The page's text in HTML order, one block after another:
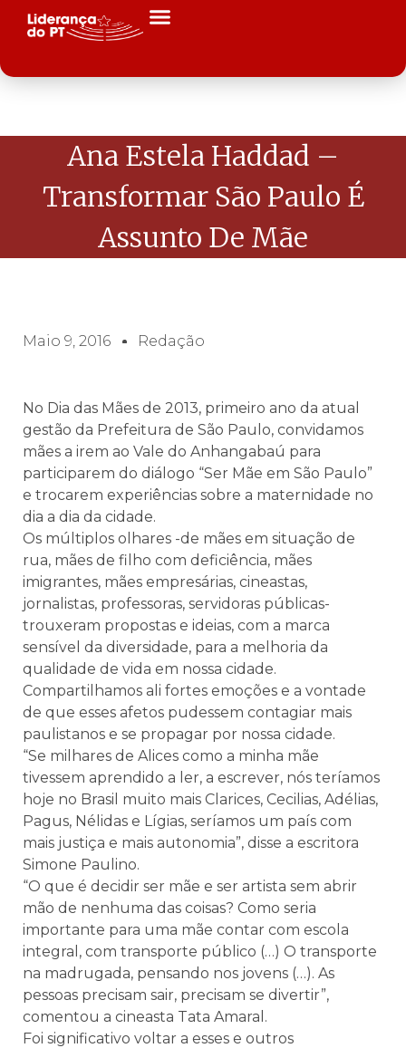
Ana Estela Haddad –
Transformar São Paulo É
Assunto De Mãe
Maio 9, 2016 Redação
No Dia das Mães de 2013, primeiro ano da atual
gestão da Prefeitura de São Paulo, convidamos
mães a irem ao Vale do Anhangabaú para
participarem do diálogo “Ser Mãe em São Paulo”
e trocarem experiências sobre a maternidade no
dia a dia da cidade.
Os múltiplos olhares -de mães em situação de
rua, mães de filho com deficiência, mães
imigrantes, mães empresárias, cineastas,
jornalistas, professoras, servidoras públicas-
trouxeram propostas e ideias, com a marca
sensível da diversidade, para a melhoria da
qualidade de vida em nossa cidade.
Compartilhamos ali fortes emoções e a vontade
de que esses afetos pudessem contagiar mais
paulistanos e se propagar por nossa cidade.
“Se milhares de Alices como a minha mãe
tivessem aprendido a ler, a escrever, nós teríamos
hoje no Brasil muito mais Clarices, Cecilias, Adélias,
Pagus, Nélidas e Lígias, seríamos um país com
mais justiça e mais autonomia”, disse a escritora
Simone Paulino.
“O que é decidir ser mãe e ser artista sem abrir
mão de nenhuma das coisas? Como seria
importante para uma mãe contar com escola
integral, com transporte público (…) O transporte
na madrugada, pensando nos jovens (…). As
pessoas precisam sair, precisam se divertir”,
comentou a cineasta Tata Amaral.
Foi significativo voltar a esses e outros